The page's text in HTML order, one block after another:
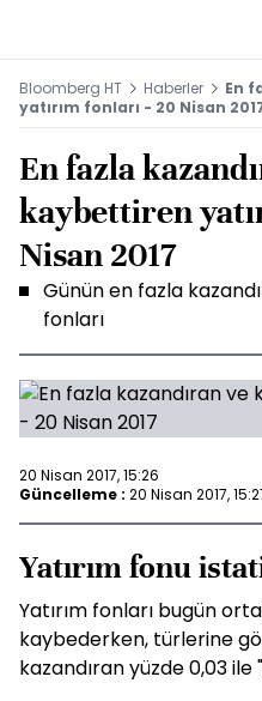
Bloomberg HT Haberler
En
yatırım fonları - 20 Nisan
En fazla
kaybettiren
Nisan 2017
Günün en fazla
fonları
20 Nisan 2017, 15:26
Güncelleme : 20 Nisan 2017,
Yatırım fonu
Yatırım fonları bugün
kaybederken, türlerine
kazandıran yüzde 0,03 ile